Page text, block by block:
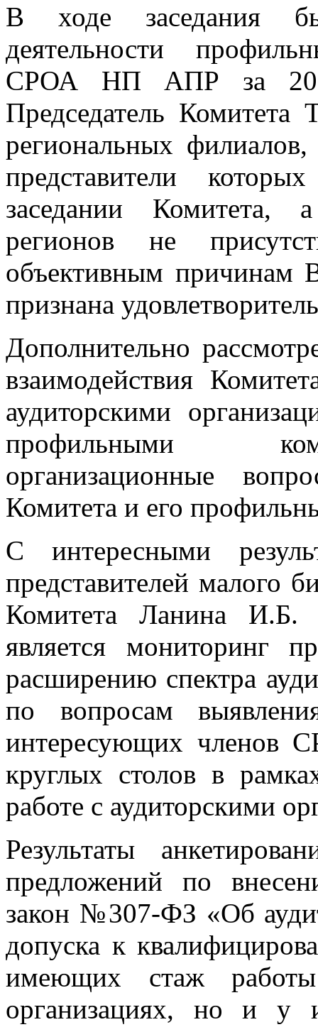
В ходе заседания
деятельности
СРОА НП АПР за
Председатель Комитета
региональных
представители
заседании Комитета,
регионов не
объективным причинам
признана
Дополнительно
взаимодействия
аудиторскими
профильными
организационные
Комитета и его
С интересными
представителей малого
Комитета Ланина И.Б.
является мониторинг
расширению спектра
по вопросам
интересующих членов
круглых столов в
работе с аудиторскими
Результаты
предложений по
закон №307-ФЗ «Об
допуска к
имеющих стаж
организациях, но и у